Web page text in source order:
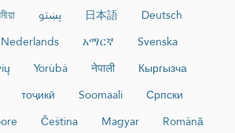
Deutsch
日本語 پښتو
Svenska
አማርኛ
Nederlands
Кыргызча
नेपाली
Yorùbá
Српски
Soomaali
тоҷикӣ
Română
Magyar
Čeština